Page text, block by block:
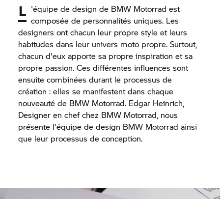
L 'équipe de design de BMW Motorrad est
composée de personnalités uniques. Les
designers ont chacun leur propre style et leurs
habitudes dans leur univers moto propre. Surtout,
chacun d'eux apporte sa propre inspiration et sa
propre passion. Ces différentes influences sont
ensuite combinées durant le processus de
création : elles se manifestent dans chaque
nouveauté de BMW Motorrad. Edgar Heinrich,
Designer en chef chez BMW Motorrad, nous
présente l'équipe de design BMW Motorrad ainsi
que leur processus de conception.